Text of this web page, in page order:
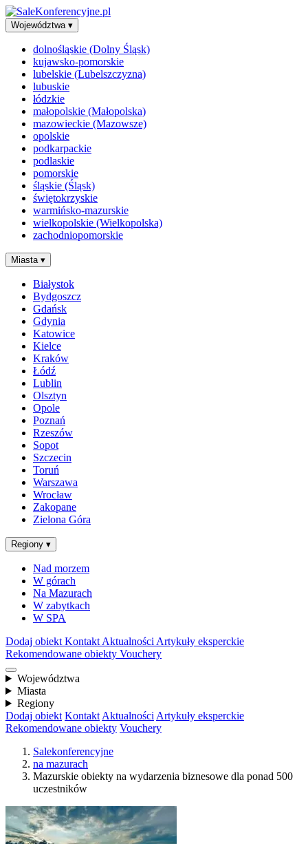
Województwa ▾
dolnośląskie (Dolny Śląsk)
kujawsko-pomorskie
lubelskie (Lubelszczyzna)
lubuskie
łódzkie
małopolskie (Małopolska)
mazowieckie (Mazowsze)
opolskie
podkarpackie
podlaskie
pomorskie
śląskie (Śląsk)
świętokrzyskie
warmińsko-mazurskie
wielkopolskie (Wielkopolska)
zachodniopomorskie
Miasta ▾
Białystok
Bydgoszcz
Gdańsk
Gdynia
Katowice
Kielce
Kraków
Łódź
Lublin
Olsztyn
Opole
Poznań
Rzeszów
Sopot
Szczecin
Toruń
Warszawa
Wrocław
Zakopane
Zielona Góra
Regiony ▾
Nad morzem
W górach
Na Mazurach
W zabytkach
W SPA
Dodaj obiekt Kontakt Aktualności Artykuły eksperckie
Rekomendowane obiekty Vouchery
Województwa
Miasta
Regiony
Dodaj obiekt Kontakt Aktualności Artykuły eksperckie
Rekomendowane obiekty Vouchery
Salekonferencyjne
na mazurach
Mazurskie obiekty na wydarzenia biznesowe dla ponad 500
uczestników